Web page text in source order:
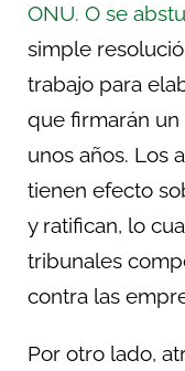
ONU. O se
simple
trabajo para
que firmarán
unos años. Los
tienen efecto
y ratifican, lo
tribunales
contra las
Por otro lado,